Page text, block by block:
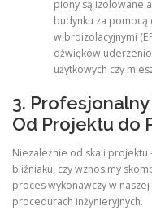
piony są izolowane
budynku za pomocą
wibroizolacyjnymi
dźwięków
użytkowych czy
3.
Od Projektu do
Niezależnie od skali projektu
bliźniaku, czy wznosimy
proces wykonawczy w
procedurach inżynieryjnych.